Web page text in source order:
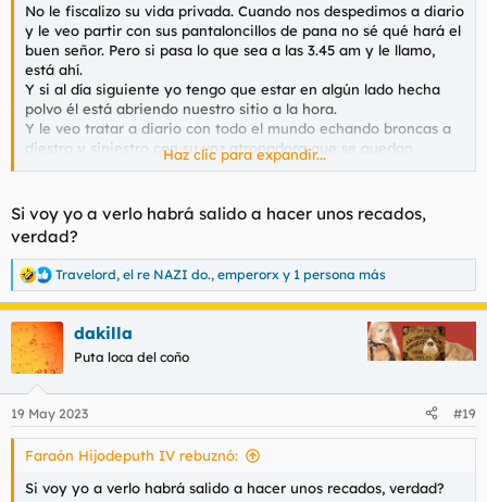
No le fiscalizo su vida privada. Cuando nos despedimos a diario
y le veo partir con sus pantaloncillos de pana no sé qué hará el
buen señor. Pero si pasa lo que sea a las 3.45 am y le llamo,
está ahí.
Y si al día siguiente yo tengo que estar en algún lado hecha
polvo él está abriendo nuestro sitio a la hora.
Y le veo tratar a diario con todo el mundo echando broncas a
diestro y siniestro con su voz atronadora que se quedan
espantados, pero acatan, porque es muy sabio y nunca le falta
Haz clic para expandir...
Si voy yo a verlo habrá salido a hacer unos recados,
verdad?
R
e
c
c
i
e
s
Travelord, el re NAZI do., emperorx y 1 persona más
dakilla
Puta loca del coño
19 May 2023 #19
Faraón Hijodeputh IV rebuznó:
Si voy yo a verlo habrá salido a hacer unos recados, verdad?